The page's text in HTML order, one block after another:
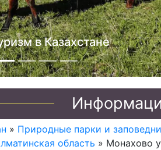
в Казахстане
» Природные парки и
область » Монахово